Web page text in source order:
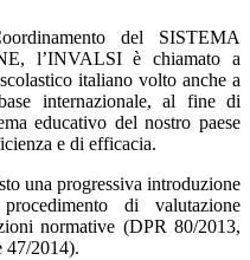
del SISTEMA
l’INVALSI è chiamato a
italiano volto anche a
internazionale, al fine di
educativo del nostro paese
e di efficacia.
una progressiva introduzione
di valutazione
normative (DPR 80/2013,
47/2014).